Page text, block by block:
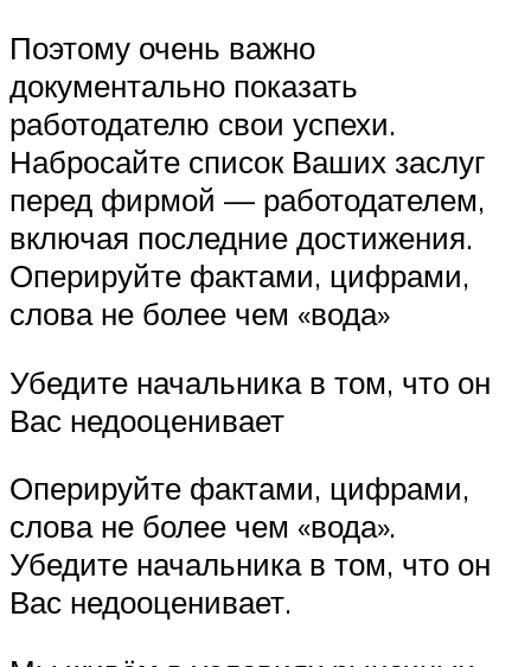
Поэтому очень важно
документально показать
работодателю свои успехи.
Набросайте список Ваших заслуг
перед фирмой — работодателем,
включая последние достижения.
Оперируйте фактами, цифрами,
слова не более чем «вода»
Убедите начальника в том, что он
Вас недооценивает
Оперируйте фактами, цифрами,
слова не более чем «вода».
Убедите начальника в том, что он
Вас недооценивает.